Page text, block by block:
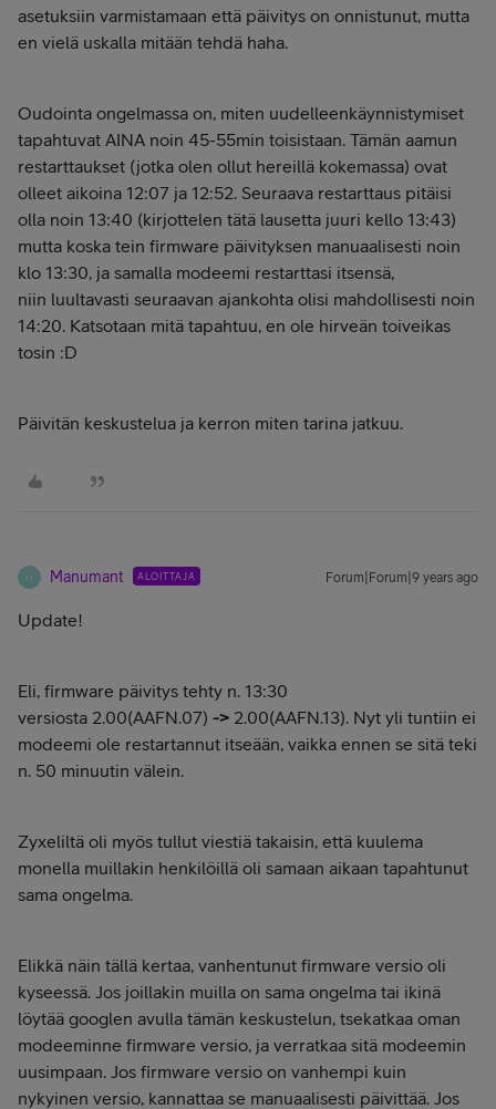
asetuksiin varmistamaan että päivitys on onnistunut, mutta
en vielä uskalla mitään tehdä haha.
Oudointa ongelmassa on, miten uudelleenkäynnistymiset
tapahtuvat AINA noin 45-55min toisistaan. Tämän aamun
restarttaukset (jotka olen ollut hereillä kokemassa) ovat
olleet aikoina 12:07 ja 12:52. Seuraava restarttaus pitäisi
olla noin 13:40 (kirjottelen tätä lausetta juuri kello 13:43)
mutta koska tein firmware päivityksen manuaalisesti noin
klo 13:30, ja samalla modeemi restarttasi itsensä,
niin luultavasti seuraavan ajankohta olisi mahdollisesti noin
14:20. Katsotaan mitä tapahtuu, en ole hirveän toiveikas
tosin :D
Päivitän keskustelua ja kerron miten tarina jatkuu.
M Manumant ALOITTAJA Forum|Forum|9 years ago
Update!
Eli, firmware päivitys tehty n. 13:30
versiosta 2.00(AAFN.07) -> 2.00(AAFN.13). Nyt yli tuntiin ei
modeemi ole restartannut itseään, vaikka ennen se sitä teki
n. 50 minuutin välein.
Zyxeliltä oli myös tullut viestiä takaisin, että kuulema
monella muillakin henkilöillä oli samaan aikaan tapahtunut
sama ongelma.
Elikkä näin tällä kertaa, vanhentunut firmware versio oli
kyseessä. Jos joillakin muilla on sama ongelma tai ikinä
löytää googlen avulla tämän keskustelun, tsekatkaa oman
modeeminne firmware versio, ja verratkaa sitä modeemin
uusimpaan. Jos firmware versio on vanhempi kuin
nykyinen versio, kannattaa se manuaalisesti päivittää. Jos